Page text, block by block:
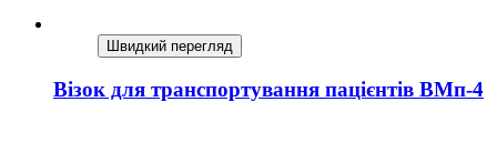
Швидкий перегляд
Візок для транспортування пацієнтів ВМп-4